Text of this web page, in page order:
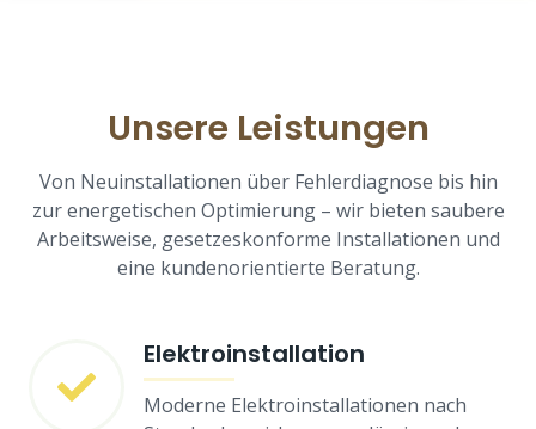
Unsere Leistungen
Von Neuinstallationen über Fehlerdiagnose bis hin
zur energetischen Optimierung – wir bieten saubere
Arbeitsweise, gesetzeskonforme Installationen und
eine kundenorientierte Beratung.
Elektroinstallation
Moderne Elektroinstallationen nach